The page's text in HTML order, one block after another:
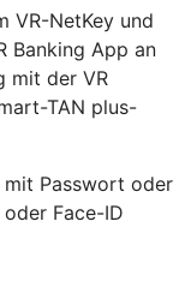
VR-NetKey und
Banking App an
mit der VR
TAN plus-
mit Passwort oder
Face-ID